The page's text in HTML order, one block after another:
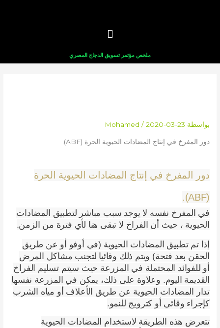
ملخص مؤتمر تسويق الدجاج المصري
بواسطة Mohamed/2020-03-23
دور المفرخ في إنتاج المضادات الحيوية الحرة (ABF).
دور المفرخ في إنتاج المضادات الحيوية الحرة
في المفرخ نفسه لا يوجد سبب مباشر لتطبيق المضادات
الحيوية ، حيث أن الفراخ لا تبقى هنا لأي فترة من الزمن.
إذا تم تطبيق المضادات الحيوية (في أوفو أو عن طريق
الحقن بعد فتحة) ويتم ذلك وقائيا لتجنب مشاكل المرض
أو للفوائد المحتملة في المزرعة حيث سيتم تسليم الفراخ
القديمة اليوم. وعلاوة على ذلك، يمكن في المزرعة نفسها
تدار المضادات الحيوية عن طريق الأعلاف أو مياه الشرب
كإجراء وقائي أو كترويج للنمو.
تتعرض هذه الطريقة لاستخدام المضادات الحيوية